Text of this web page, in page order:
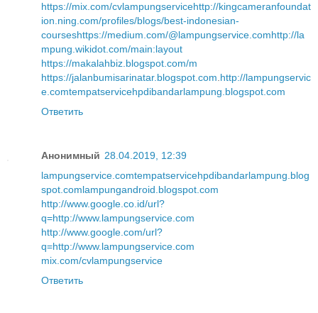
https://mix.com/cvlampungservicehttp://kingcameranfoundat
ion.ning.com/profiles/blogs/best-indonesian-
courseshttps://medium.com/@lampungservice.comhttp://la
mpung.wikidot.com/main:layout
https://makalahbiz.blogspot.com/m
https://jalanbumisarinatar.blogspot.com.http://lampungservic
e.comtempatservicehpdibandarlampung.blogspot.com
Ответить
Анонимный 28.04.2019, 12:39
lampungservice.comtempatservicehpdibandarlampung.blog
spot.comlampungandroid.blogspot.com
http://www.google.co.id/url?
q=http://www.lampungservice.com
http://www.google.com/url?
q=http://www.lampungservice.com
mix.com/cvlampungservice
Ответить